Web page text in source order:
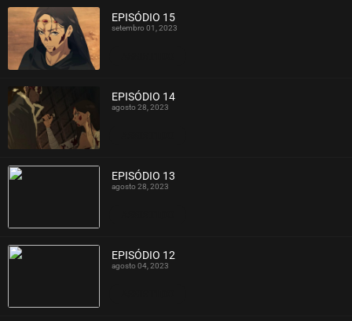
EPISÓDIO 15
setembro 01, 2023
EPISÓDIO 14
agosto 28, 2023
EPISÓDIO 13
agosto 28, 2023
EPISÓDIO 12
agosto 04, 2023